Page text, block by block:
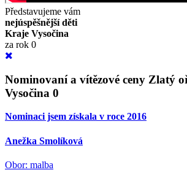
Představujeme vám
nejúspěšnější děti
Kraje Vysočina
za rok 0
Nominovaní a vítězové ceny Zlatý
Vysočina 0
Nominaci jsem získala v roce 2016
Anežka Smolíková
Obor: malba